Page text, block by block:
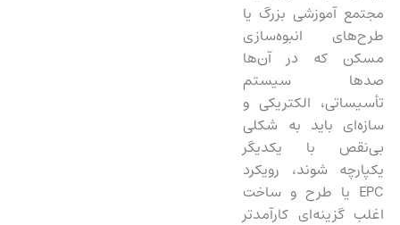
مجتمع آموزشی بزرگ یا
طرح‌های انبوه‌سازی
مسکن که در آن‌ها
صدها سیستم
تأسیساتی، الکتریکی و
سازه‌ای باید به شکلی
بی‌نقص با یکدیگر
یکپارچه شوند، رویکرد
EPC یا طرح و ساخت
اغلب گزینه‌ای کارآمدتر